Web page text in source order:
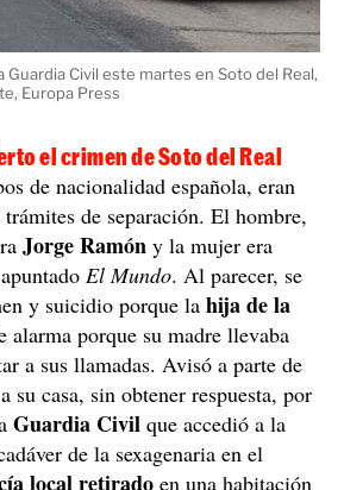
Guardia Civil este martes en Soto del Real,
Europa Press
el crimen de Soto del Real
de nacionalidad española, eran
de separación. El hombre,
Jorge Ramón y la mujer era
El Mundo. Al parecer, se
y suicidio porque la hija de la
alarma porque su madre llevaba
a sus llamadas. Avisó a parte de
casa, sin obtener respuesta, por
Guardia Civil que accedió a la
de la sexagenaria en el
local retirado en una habitación